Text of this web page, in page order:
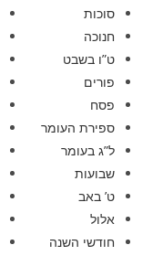
סוכות
חנוכה
ט”ו בשבט
פורים
פסח
ספירת העומר
ל”ג בעומר
שבועות
ט’ באב
אלול
חודשי השנה